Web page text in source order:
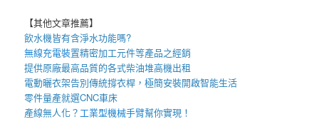
【其他文章推薦】
飲水機皆有含淨水功能嗎?
無線充電裝置精密加工元件等產品之經銷
提供原廠最高品質的各式柴油堆高機出租
電動曬衣架告別傳統撐衣桿，極簡安裝開啟智能生活
零件量產就選CNC車床
產線無人化？ 工業型機械手臂幫你實現！